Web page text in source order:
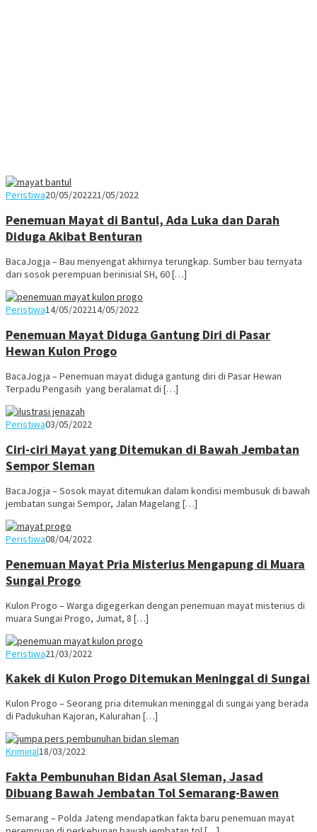
PeristiwaJuno
20/05/202221/05/2022
Penemuan Mayat di Bantul, Ada Luka dan Darah
Diduga Akibat Benturan
BacaJogja – Bau menyengat akhirnya terungkap. Sumber bau ternyata
dari sosok perempuan berinisial SH, 60 […]
PeristiwaJuno
14/05/202214/05/2022
Penemuan Mayat Diduga Gantung Diri di Pasar
Hewan Kulon Progo
BacaJogja – Penemuan mayat diduga gantung diri di Pasar Hewan
Terpadu Pengasih yang beralamat di […]
PeristiwaJuno
03/05/2022
Ciri-ciri Mayat yang Ditemukan di Bawah Jembatan
Sempor Sleman
BacaJogja – Sosok mayat ditemukan dalam kondisi membusuk di bawah
jembatan sungai Sempor, Jalan Magelang […]
PeristiwaJuno
08/04/2022
Penemuan Mayat Pria Misterius Mengapung di Muara
Sungai Progo
Kulon Progo – Warga digegerkan dengan penemuan mayat misterius di
muara Sungai Progo, Jumat, 8 […]
PeristiwaJuno
21/03/2022
Kakek di Kulon Progo Ditemukan Meninggal di Sungai
Kulon Progo – Seorang pria ditemukan meninggal di sungai yang berada
di Padukuhan Kajoran, Kalurahan […]
KriminalJuno
18/03/2022
Fakta Pembunuhan Bidan Asal Sleman, Jasad
Dibuang Bawah Jembatan Tol Semarang-Bawen
Semarang – Polda Jateng mendapatkan fakta baru penemuan mayat